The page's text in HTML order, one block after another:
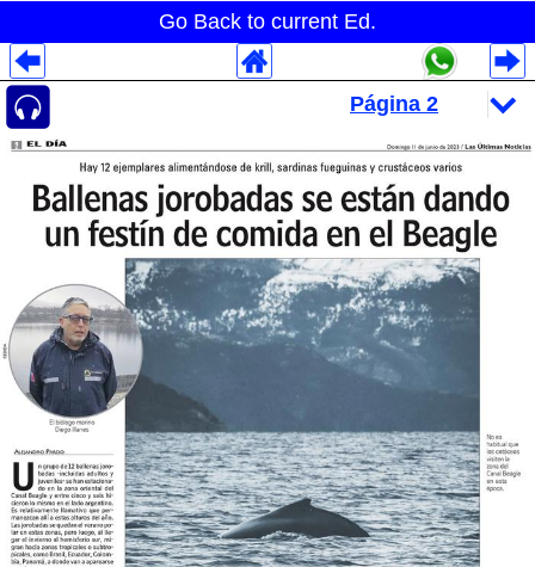
Go Back to current Ed.
Despliegues Analytics
Despliegues Totales
Despliegues por Rubros